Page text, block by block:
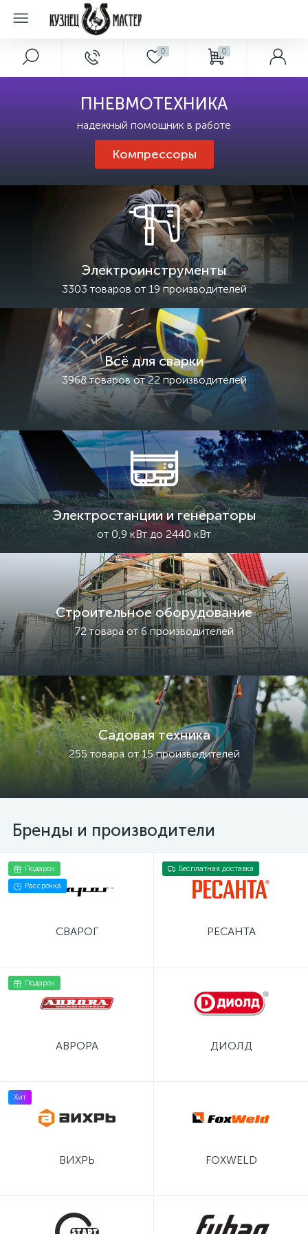
0 0
ПНЕВМОТЕХНИКА
надежный помощник в работе
Компрессоры
Электроинструменты
3303 товаров от 19 производителей
Всё для сварки
3968 товаров от 22 производителей
Электростанции и генераторы
от 0,9 кВт до 2440 кВт
Строительное оборудование
72 товара от 6 производителей
Садовая техника
255 товара от 15 производителей
Бренды и производители
Подарок
Рассрочка
СВАРОГ
Бесплатная доставка
РЕСАНТА
Подарок
АВРОРА ДИОЛД
Хит
ВИХРЬ FOXWELD